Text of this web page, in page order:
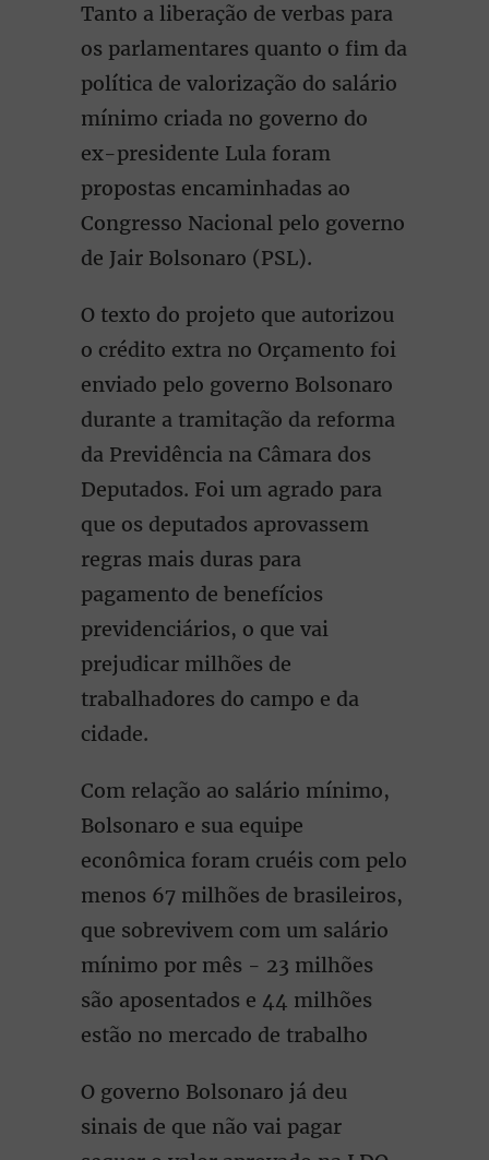
Tanto a liberação de verbas para
os parlamentares quanto o fim da
política de valorização do salário
mínimo criada no governo do
ex-presidente Lula foram
propostas encaminhadas ao
Congresso Nacional pelo governo
de Jair Bolsonaro (PSL).
O texto do projeto que autorizou
o crédito extra no Orçamento foi
enviado pelo governo Bolsonaro
durante a tramitação da reforma
da Previdência na Câmara dos
Deputados. Foi um agrado para
que os deputados aprovassem
regras mais duras para
pagamento de benefícios
previdenciários, o que vai
prejudicar milhões de
trabalhadores do campo e da
cidade.
Com relação ao salário mínimo,
Bolsonaro e sua equipe
econômica foram cruéis com pelo
menos 67 milhões de brasileiros,
que sobrevivem com um salário
mínimo por mês - 23 milhões
são aposentados e 44 milhões
estão no mercado de trabalho
O governo Bolsonaro já deu
sinais de que não vai pagar